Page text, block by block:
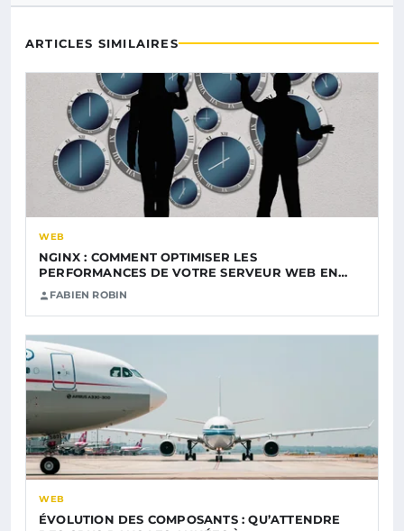
ARTICLES SIMILAIRES
WEB
NGINX : COMMENT OPTIMISER LES
PERFORMANCES DE VOTRE SERVEUR WEB EN…
FABIEN ROBIN
WEB
ÉVOLUTION DES COMPOSANTS : QU’ATTENDRE